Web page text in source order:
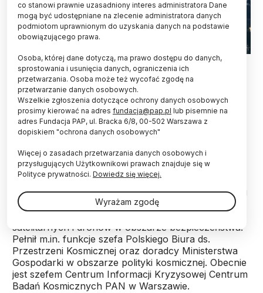
Fot. Adobe Stock
W przestrzeni kosmicznej trwa technologiczny
"wyścig" USA i Chin. Na pewno walka o surowce
może być elementem tej rywalizacji - uważa dr
Jakub Ryzenko z Centrum Badań Kosmicznych
PAN. W rozmowie z PAP omawia tę rywalizację, a
"kosmiczne" konflikty między państwami.
Dr Jakub Ryzenko jest specjalistą w zakresie polityki
kosmicznej, współpracy międzynarodowej w
satelitarnych i dronów w obszarze bezpieczeństwa.
Pełnił m.in. funkcje szefa Polskiego Biura ds.
Przestrzeni Kosmicznej oraz doradcy Ministerstwa
Gospodarki w obszarze polityki kosmicznej. Obecnie
jest szefem Centrum Informacji Kryzysowej Centrum
Badań Kosmicznych PAN w Warszawie.
co stanowi prawnie uzasadniony interes administratora Dane
mogą być udostępniane na zlecenie administratora danych
podmiotom uprawnionym do uzyskania danych na podstawie
obowiązującego prawa.
Osoba, której dane dotyczą, ma prawo dostępu do danych,
sprostowania i usunięcia danych, ograniczenia ich
przetwarzania. Osoba może też wycofać zgodę na
przetwarzanie danych osobowych.
Wszelkie zgłoszenia dotyczące ochrony danych osobowych
prosimy kierować na adres fundacja@pap.pl lub pisemnie na
adres Fundacja PAP, ul. Bracka 6/8, 00-502 Warszawa z
dopiskiem "ochrona danych osobowych"
Więcej o zasadach przetwarzania danych osobowych i
przysługujących Użytkownikowi prawach znajduje się w
Polityce prywatności. Dowiedz się więcej.
Wyrażam zgodę